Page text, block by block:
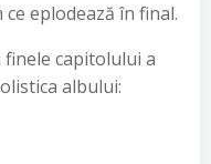
eplodează în final.
capitolului a
albului: